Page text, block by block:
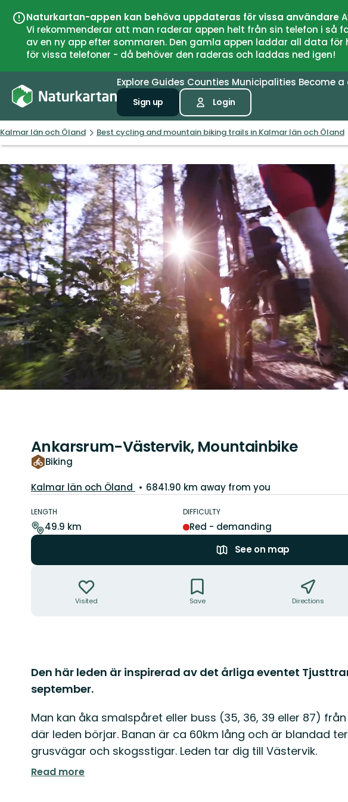
Naturkartan-appen kan behöva uppdateras för vissa användare
Vi rekommenderar att man raderar appen helt från sin telefon i så
av en ny app efter sommaren. Den gamla appen laddar all data
för vissa telefoner - då behöver den raderas och laddas ned igen!
Explore Guides Counties Municipalities Become
Sign up Login
Kalmar län och Öland Best cycling and mountain biking trails in Kalmar län och Öland
Ankarsrum-Västervik, Mountainbike
Biking
County:
Kalmar län och Öland 6841.90 km away from you
details
LENGTH
49.9 km
DIFFICULTY
Red - demanding
See on map
Visited Save Directions
Description
Den här leden är inspirerad av det årliga eventet
september.
Man kan åka smalspåret eller buss (35, 36, 39 eller 87)
där leden börjar. Banan är ca 60km lång och är blandad
grusvägar och skogsstigar. Leden tar dig till Västervik.
Read more